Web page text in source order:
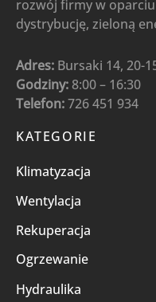
rozwój firmy w
dystrybucję, zieloną
Adres: Bursaki 14, 20-
Godziny: 8:00 – 16:30
Telefon:726 451 934
KATEGORIE
Klimatyzacja
Wentylacja
Rekuperacja
Ogrzewanie
Hydraulika